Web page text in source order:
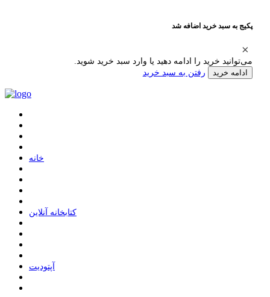
پکیج به سبد خرید اضافه شد
می‌توانید خرید را ادامه دهید یا وارد سبد خرید شوید.
ادامه خرید رفتن به سبد خرید
ﺧﺎﻧﻪ
ﮐﺘﺎﺑﺨﺎﻧﻪ ﺁﻧﻼﯾﻦ
ﺁﭘﺘﻮﺩﯾﺖ